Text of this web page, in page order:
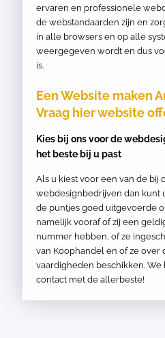
ervaren en professionele
de webstandaarden zijn en
in alle browsers en op alle
weergegeven wordt en dus
is.
Een Website maken
Vraag hier website
Kies bij ons voor de
het beste bij u past
Als u kiest voor een van de bij
webdesignbedrijven dan kunt
de puntjes goed uitgevoerde
namelijk vooraf of zij een
nummer hebben, of ze
van Koophandel en of ze over
vaardigheden beschikken.
contact met de allerbeste!